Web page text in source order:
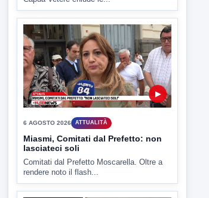
"Sistema Caprio", Procura S.Maria
CV chiede rinvio a giudizio per 54
La Procura della Repubblica di Santa
Capua Vetere chiude le...
▶
Miasmi, Comitati dal Prefetto: non
lasciateci soli